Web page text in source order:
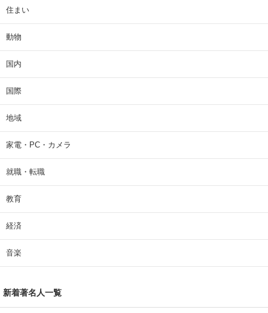
住まい
動物
国内
国際
地域
家電・PC・カメラ
就職・転職
教育
経済
音楽
新着著名人一覧